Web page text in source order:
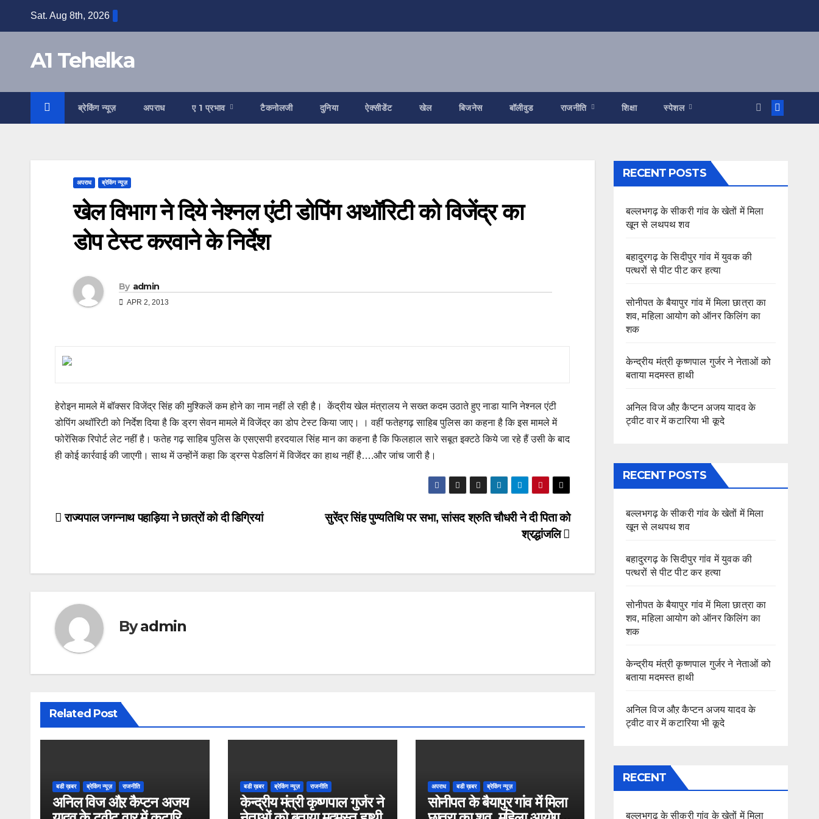
Sat. Aug 8th, 2026
A1 Tehelka
ब्रेकिंग न्यूज़ अपराध ए 1 प्रभाव टैकनोलजी दुनिया ऐक्सीडेंट खेल बिजनेस बॉलीवुड राजनीति शिक्षा स्पेशल
अपराध ब्रेकिंग न्यूज़
खेल विभाग ने दिये नेश्नल एंटी डोपिंग अथॉरिटी को विजेंद्र का
डोप टेस्ट करवाने के निर्देश
By admin
APR 2, 2013
हेरोइन मामले में बॉक्सर विजेंद्र सिंह की मुश्किलें कम होने का नाम नहीं ले रही है। केंद्रीय खेल मंत्रालय ने सख्त कदम उठाते हुए नाडा यानि नेश्नल एंटी
डोपिंग अथॉरिटी को निर्देश दिया है कि ड्रग सेवन मामले में विजेंद्र का डोप टेस्ट किया जाए। । वहीं फतेहगढ़ साहिब पुलिस का कहना है कि इस मामले में
फोरेंसिक रिपोर्ट लेट नहीं है। फतेह गढ़ साहिब पुलिस के एसएसपी हरदयाल सिंह मान का कहना है कि फिलहाल सारे सबूत इक्टठे किये जा रहे हैं उसी के बाद
ही कोई कार्रवाई की जाएगी। साथ में उन्होंनें कहा कि ड्रग्स पेडलिगं में विजेंदर का हाथ नहीं है….और जांच जारी है।
Post
सुरेंद्र सिंह पुण्यतिथि पर सभा, सांसद श्रुति चौधरी ने दी पिता को
श्रद्धांजलि
राज्यपाल जगन्नाथ पहाड़िया ने छात्रों को दी डिग्रियां
Byadmin
Related Post
बडी ख़बर ब्रेकिंग न्यूज़ राजनीति
अनिल विज औऱ कैप्टन अजय
बडी ख़बर ब्रेकिंग न्यूज़ राजनीति
केन्द्रीय मंत्री कृष्णपाल गुर्जर ने
अपराध बडी ख़बर ब्रेकिंग न्यूज़
सोनीपत के बैयापुर गांव में मिला
RECENT POSTS
बल्लभगढ़ के सीकरी गांव के खेतों में मिला
खून से लथपथ शव
बहादुरगढ़ के सिदीपुर गांव में युवक की
पत्थरों से पीट पीट कर हत्या
सोनीपत के बैयापुर गांव में मिला छात्रा का
शव, महिला आयोग को ऑनर किलिंग का
शक
केन्द्रीय मंत्री कृष्णपाल गुर्जर ने नेताओं को
बताया मदमस्त हाथी
अनिल विज औऱ कैप्टन अजय यादव के
ट्वीट वार में कटारिया भी कूदे
RECENT POSTS
बल्लभगढ़ के सीकरी गांव के खेतों में मिला
खून से लथपथ शव
बहादुरगढ़ के सिदीपुर गांव में युवक की
पत्थरों से पीट पीट कर हत्या
सोनीपत के बैयापुर गांव में मिला छात्रा का
शव, महिला आयोग को ऑनर किलिंग का
शक
केन्द्रीय मंत्री कृष्णपाल गुर्जर ने नेताओं को
बताया मदमस्त हाथी
अनिल विज औऱ कैप्टन अजय यादव के
ट्वीट वार में कटारिया भी कूदे
RECENT
बल्लभगढ़ के सीकरी गांव के खेतों में मिला